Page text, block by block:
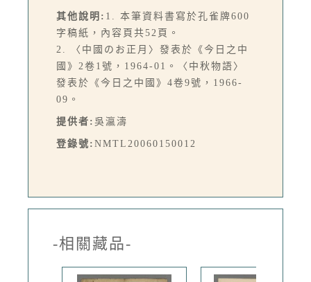
其他說明: 1. 本筆資料書寫於孔雀牌600
字稿紙，內容頁共52頁。
2. 〈中國のお正月〉發表於《今日之中
國》2卷1號，1964-01。〈中秋物語〉
發表於《今日之中國》4卷9號，1966-
09。
提供者: 吳瀛濤
登錄號: NMTL20060150012
-相關藏品-